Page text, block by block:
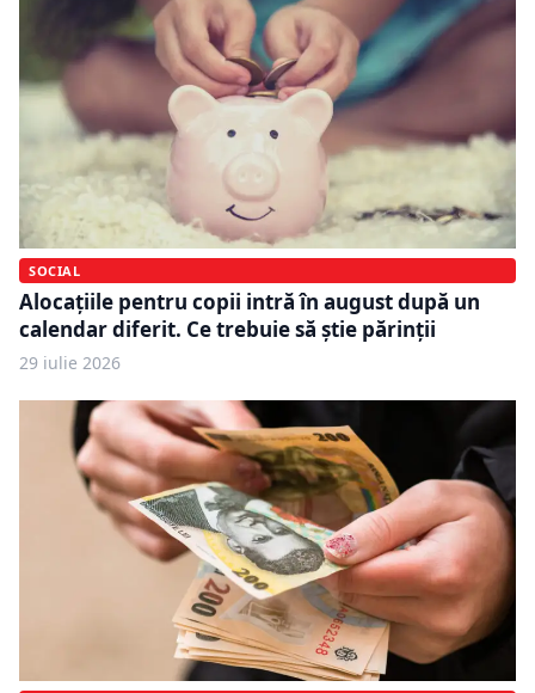
SOCIAL
Alocațiile pentru copii intră în august după un
calendar diferit. Ce trebuie să știe părinții
29 iulie 2026